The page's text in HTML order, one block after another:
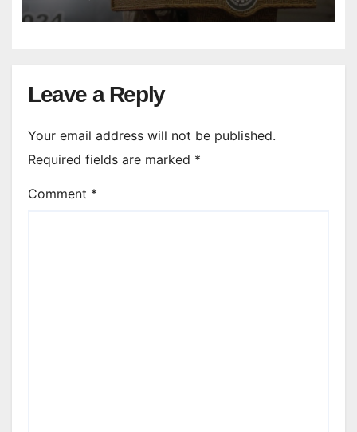
Leave a Reply
Your email address will not be published.
Required fields are marked *
Comment *